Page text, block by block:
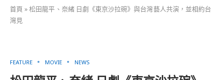
首頁 »松田龍平、奈緒 日劇《東京沙拉碗》與台灣藝人共演，並相約台
灣見
FEATURE MOVIE NEWS